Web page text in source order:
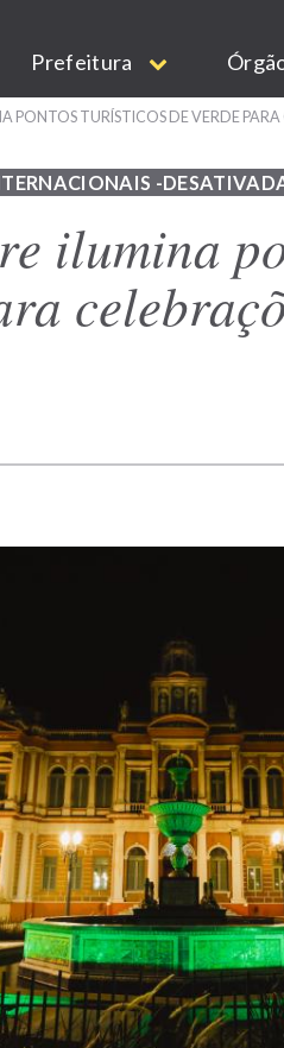
Prefeitura
PONTOS TURÍSTICOS DE VERDE PARA
-
ilumina